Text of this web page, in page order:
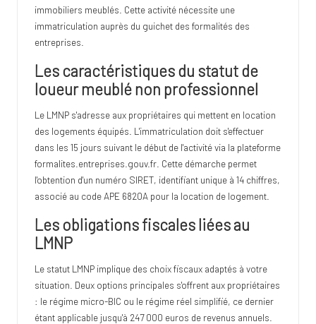
immobiliers meublés. Cette activité nécessite une
immatriculation auprès du guichet des formalités des
entreprises.
Les caractéristiques du statut de
loueur meublé non professionnel
Le LMNP s'adresse aux propriétaires qui mettent en location
des logements équipés. L'immatriculation doit s'effectuer
dans les 15 jours suivant le début de l'activité via la plateforme
formalites.entreprises.gouv.fr. Cette démarche permet
l'obtention d'un numéro SIRET, identifiant unique à 14 chiffres,
associé au code APE 6820A pour la location de logement.
Les obligations fiscales liées au
LMNP
Le statut LMNP implique des choix fiscaux adaptés à votre
situation. Deux options principales s'offrent aux propriétaires
: le régime micro-BIC ou le régime réel simplifié, ce dernier
étant applicable jusqu'à 247 000 euros de revenus annuels.